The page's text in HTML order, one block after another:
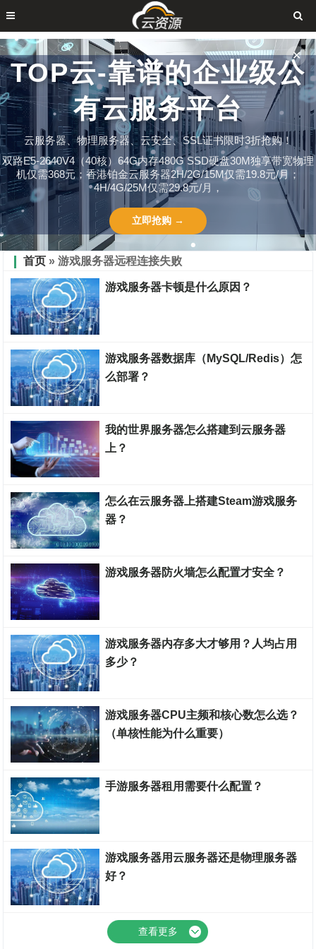
TOP云-靠谱的企业级公
有云服务平台
云服务器、物理服务器、云安全、SSL证书限时3折抢购！
双路E5-2640V4（40核）64G内存480G SSD硬盘30M独享带宽物理
机仅需368元；香港铂金云服务器2H/2G/15M仅需19.8元/月；
4H/4G/25M仅需29.8元/月，
立即抢购 →
✕
首页 » 游戏服务器远程连接失败
游戏服务器卡顿是什么原因？
游戏服务器数据库（MySQL/Redis）怎
么部署？
我的世界服务器怎么搭建到云服务器
上？
怎么在云服务器上搭建Steam游戏服务
器？
游戏服务器防火墙怎么配置才安全？
游戏服务器内存多大才够用？人均占用
多少？
游戏服务器CPU主频和核心数怎么选？
（单核性能为什么重要）
手游服务器租用需要什么配置？
游戏服务器用云服务器还是物理服务器
好？
查看更多